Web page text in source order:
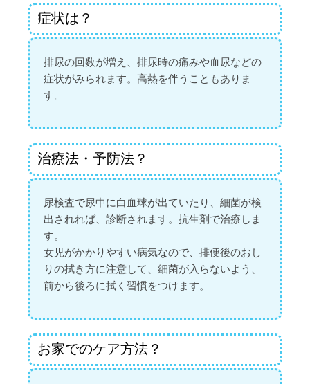
症状は？
排尿の回数が増え、排尿時の痛みや血尿などの
症状がみられます。高熱を伴うこともありま
す。
治療法・予防法？
尿検査で尿中に白血球が出ていたり、細菌が検
出されれば、診断されます。抗生剤で治療しま
す。
女児がかかりやすい病気なので、排便後のおし
りの拭き方に注意して、細菌が入らないよう、
前から後ろに拭く習慣をつけます。
お家でのケア方法？